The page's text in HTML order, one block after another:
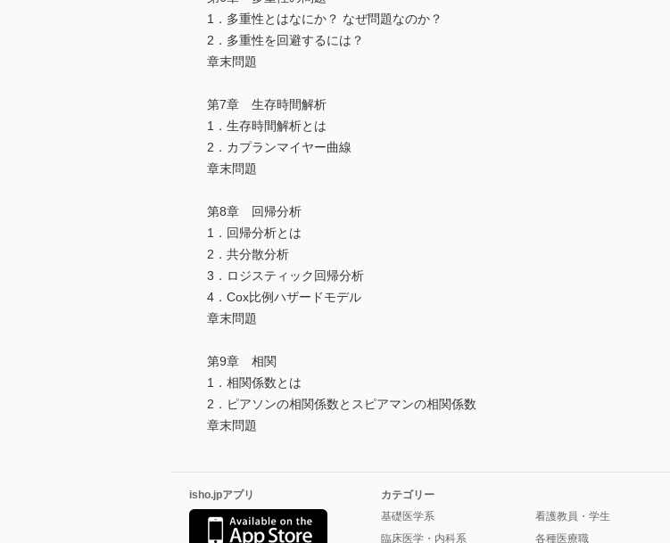
1．多重性とはなにか？ なぜ問題なのか？
2．多重性を回避するには？
章末問題
第7章 生存時間解析
1．生存時間解析とは
2．カプランマイヤー曲線
章末問題
第8章 回帰分析
1．回帰分析とは
2．共分散分析
3．ロジスティック回帰分析
4．Cox比例ハザードモデル
章末問題
第9章 相関
1．相関係数とは
2．ピアソンの相関係数とスピアマンの相関係数
章末問題
isho.jpアプリ
カテゴリー
基礎医学系
臨床医学・内科系
看護教員・学生
各種医療職